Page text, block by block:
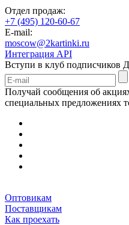
Отдел продаж:
+7 (495) 120-60-67
E-mail:
moscow@2kartinki.ru
Интеграция API
Вступи в клуб подписчиков
Получай сообщения об
специальных предложениях
Оптовикам
Поставщикам
Как проехать